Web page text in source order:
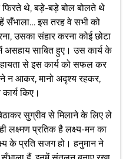
फिरते थे, बड़े-बड़े बोल बोलते थे
सँभाला… इस तरह वे सभी को
उसका संहार करना कोई छोटा
असहाय साबित हुए। उस कार्य के
से इस कार्य को सफल कर
न आकर, मानो अदृश्य रहकर,
किए।
सुग्रीव से मिलाने के लिए ले
लक्ष्मण प्रतिक है लक्ष्य-मन का
के प्रति सजग हो। हनुमान ने